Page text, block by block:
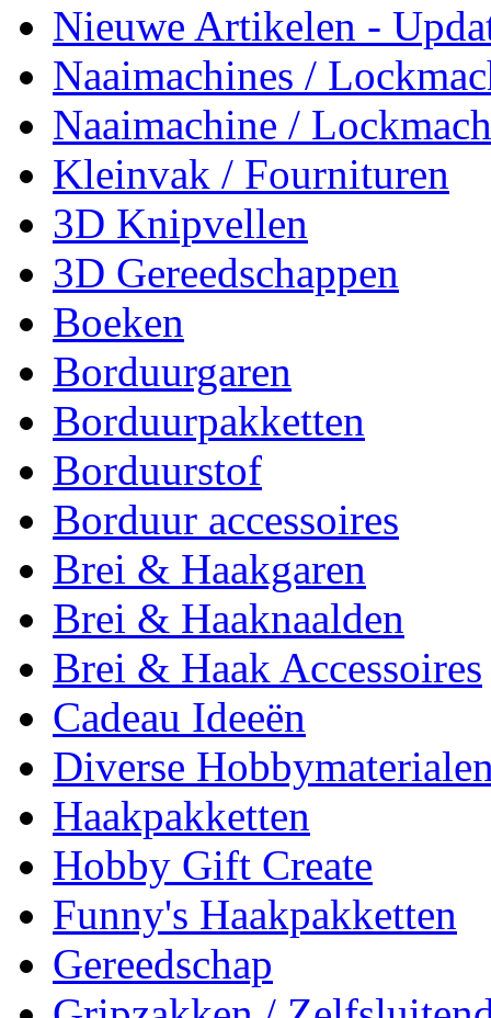
Nieuwe Artikelen -
Naaimachines /
Naaimachine /
Kleinvak / Fournituren
3D Knipvellen
3D Gereedschappen
Boeken
Borduurgaren
Borduurpakketten
Borduurstof
Borduur accessoires
Brei & Haakgaren
Brei & Haaknaalden
Brei & Haak Accessoires
Cadeau Ideeën
Diverse
Haakpakketten
Hobby Gift Create
Funny's Haakpakketten
Gereedschap